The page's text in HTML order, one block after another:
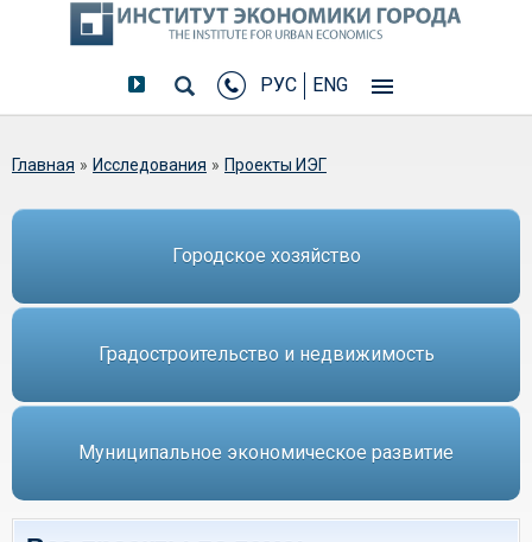
РУС ENG
Вы здесь
Главная » Исследования » Проекты ИЭГ
Городское хозяйство
Градостроительство и недвижимость
Муниципальное экономическое развитие